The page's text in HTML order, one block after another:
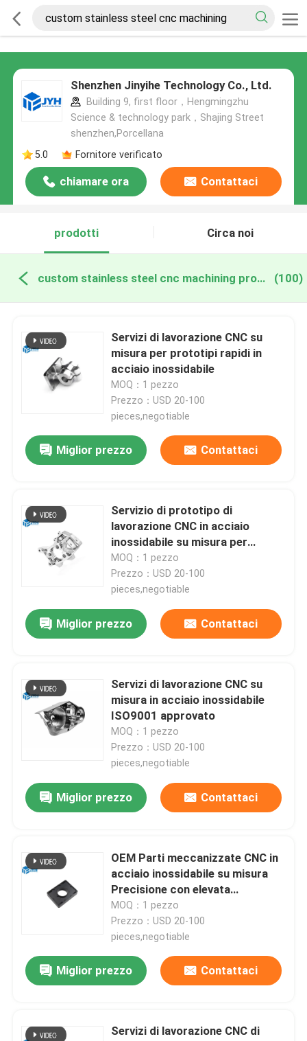
Shenzhen Jinyihe Technology Co., Ltd.
Building 9, first floor，Hengmingzhu
Science & technology park，Shajing Street
shenzhen,Porcellana
5.0
Fornitore verificato
chiamare ora Contattaci
prodotti Circa noi
custom stainless steel cnc machining produzione online (100)
Servizi di lavorazione CNC su
misura per prototipi rapidi in
acciaio inossidabile
MOQ：1 pezzo
Prezzo：USD 20-100
pieces,negotiable
Miglior prezzo Contattaci
Servizio di prototipo di
lavorazione CNC in acciaio
inossidabile su misura per
l'industria medica
MOQ：1 pezzo
Prezzo：USD 20-100
pieces,negotiable
Miglior prezzo Contattaci
Servizi di lavorazione CNC su
misura in acciaio inossidabile
ISO9001 approvato
MOQ：1 pezzo
Prezzo：USD 20-100
pieces,negotiable
Miglior prezzo Contattaci
OEM Parti meccanizzate CNC in
acciaio inossidabile su misura
Precisione con elevata
tolleranza
MOQ：1 pezzo
Prezzo：USD 20-100
pieces,negotiable
Miglior prezzo Contattaci
Servizi di lavorazione CNC di